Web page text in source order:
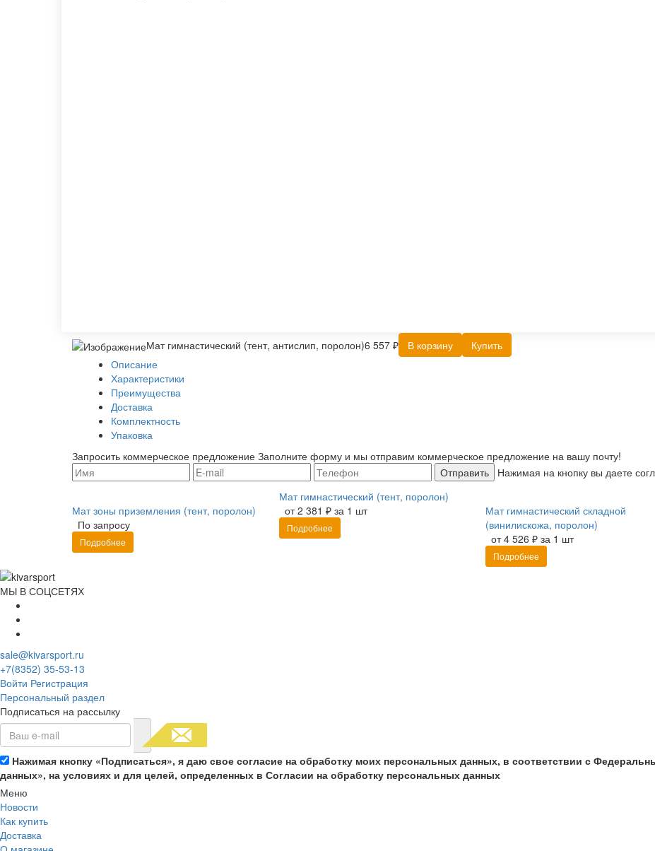
Мат гимнастический (тент, антислип, поролон)6 557 ₽ В корзину
Купить
Описание
Характеристики
Преимущества
Доставка
Комплектность
Упаковка
Запросить коммерческое предложение Заполните форму и мы отправим коммерческое предложение на вашу почту!
Отправить
Нажимая на кнопку вы даете
Мат зоны приземления (тент, поролон)
По запросу
Подробнее
Мат гимнастический (тент, поролон)
от 2 381 ₽ за 1 шт
Подробнее
Мат гимнастический складной
(винилискожа, поролон)
от 4 526 ₽ за 1 шт
Подробнее
МЫ В СОЦСЕТЯХ
sale@kivarsport.ru
+7(8352) 35-53-13
Войти Регистрация
Персональный раздел
Подписаться на рассылку
Нажимая кнопку «Подписаться», я даю свое согласие на обработку моих персональных данных, в соответствии с
данных», на условиях и для целей, определенных в Согласии на обработку персональных данных
Меню
Новости
Как купить
Доставка